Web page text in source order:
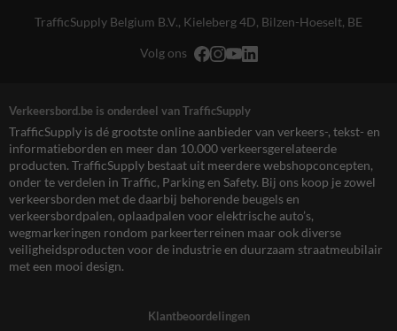
TrafficSupply Belgium B.V., Kieleberg 4D, Bilzen-Hoeselt, BE
Volg ons
Verkeersbord.be is onderdeel van TrafficSupply
TrafficSupply is dé grootste online aanbieder van verkeers-, tekst- en
informatieborden en meer dan 10.000 verkeersgerelateerde
producten. TrafficSupply bestaat uit meerdere webshopconcepten,
onder te verdelen in Traffic, Parking en Safety. Bij ons koop je zowel
verkeersborden met de daarbij behorende beugels en
verkeersbordpalen, oplaadpalen voor elektrische auto’s,
wegmarkeringen rondom parkeerterreinen maar ook diverse
veiligheidsproducten voor de industrie en duurzaam straatmeubilair
met een mooi design.
Klantbeoordelingen